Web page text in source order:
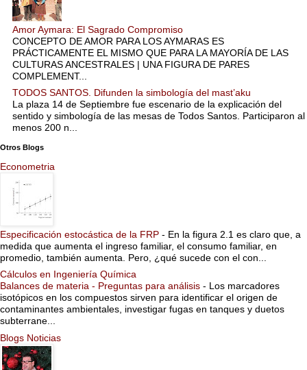
Amor Aymara: El Sagrado Compromiso
CONCEPTO DE AMOR PARA LOS AYMARAS ES
PRÁCTICAMENTE EL MISMO QUE PARA LA MAYORÍA DE LAS
CULTURAS ANCESTRALES | UNA FIGURA DE PARES
COMPLEMENT...
TODOS SANTOS. Difunden la simbología del mast’aku
La plaza 14 de Septiembre fue escenario de la explicación del
sentido y simbología de las mesas de Todos Santos. Participaron al
menos 200 n...
Otros Blogs
Econometria
Especificación estocástica de la FRP - En la figura 2.1 es claro que, a
medida que aumenta el ingreso familiar, el consumo familiar, en
promedio, también aumenta. Pero, ¿qué sucede con el con...
Cálculos en Ingeniería Química
Balances de materia - Preguntas para análisis - Los marcadores
isotópicos en los compuestos sirven para identificar el origen de
contaminantes ambientales, investigar fugas en tanques y duetos
subterrane...
Blogs Noticias